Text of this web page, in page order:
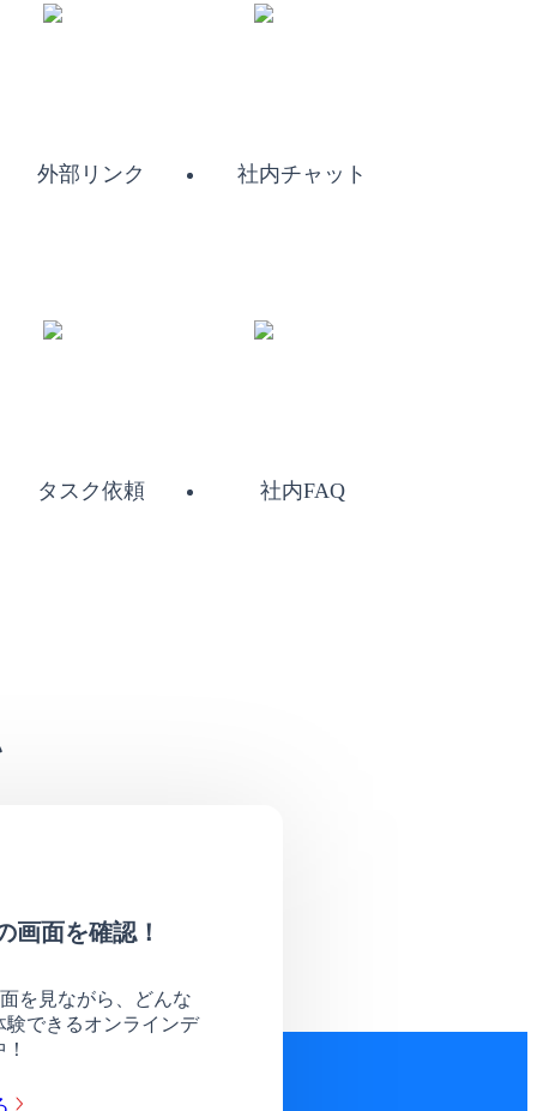
外部リンク 社内チャット
タスク依頼 社内FAQ
画面を確認！
を見ながら、どんな
験できるオンラインデ